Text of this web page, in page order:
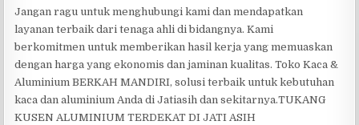
Jangan ragu untuk menghubungi kami dan mendapatkan
layanan terbaik dari tenaga ahli di bidangnya. Kami
berkomitmen untuk memberikan hasil kerja yang memuaskan
dengan harga yang ekonomis dan jaminan kualitas. Toko Kaca &
Aluminium BERKAH MANDIRI, solusi terbaik untuk kebutuhan
kaca dan aluminium Anda di Jatiasih dan sekitarnya.TUKANG
KUSEN ALUMINIUM TERDEKAT DI JATI ASIH